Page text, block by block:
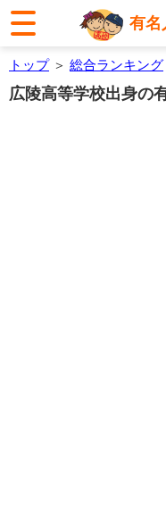
有名
トップ＞ 総合ランキング
広陵高等学校出身の